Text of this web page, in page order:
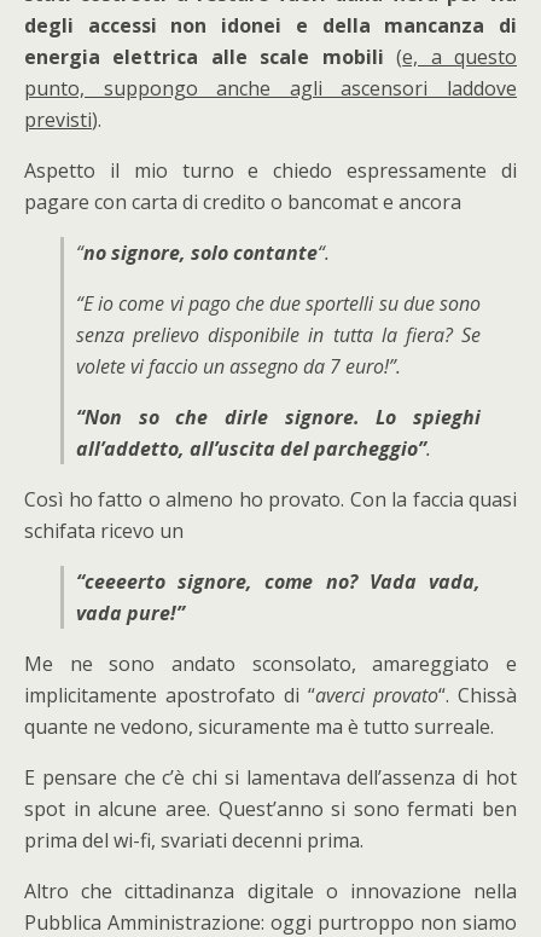
degli accessi non idonei e della mancanza di
energia elettrica alle scale mobili (e, a questo
punto, suppongo anche agli ascensori laddove
previsti).
Aspetto il mio turno e chiedo espressamente di
pagare con carta di credito o bancomat e ancora
“no signore, solo contante“.
“E io come vi pago che due sportelli su due sono
senza prelievo disponibile in tutta la fiera? Se
volete vi faccio un assegno da 7 euro!”.
“Non so che dirle signore. Lo spieghi
all’addetto, all’uscita del parcheggio”.
Così ho fatto o almeno ho provato. Con la faccia quasi
schifata ricevo un
“ceeeerto signore, come no? Vada vada,
vada pure!”
Me ne sono andato sconsolato, amareggiato e
implicitamente apostrofato di “averci provato“. Chissà
quante ne vedono, sicuramente ma è tutto surreale.
E pensare che c’è chi si lamentava dell’assenza di hot
spot in alcune aree. Quest’anno si sono fermati ben
prima del wi-fi, svariati decenni prima.
Altro che cittadinanza digitale o innovazione nella
Pubblica Amministrazione: oggi purtroppo non siamo